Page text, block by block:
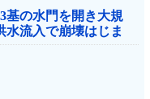
基の水門を開き大規
水流入で崩壊はじま